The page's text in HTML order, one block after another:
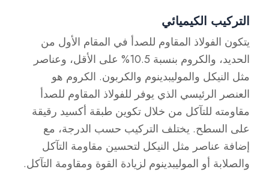
التركيب الكيميائي
يتكون الفولاذ المقاوم للصدأ في المقام الأول من
الحديد، والكروم بنسبة 10.5% على الأقل، وعناصر
مثل النيكل والموليبدينوم والكربون. الكروم هو
العنصر الرئيسي الذي يوفر للفولاذ المقاوم للصدأ
مقاومته للتآكل من خلال تكوين طبقة أكسيد رقيقة
على السطح. يختلف التركيب حسب الدرجة، مع
إضافة عناصر مثل النيكل لتحسين مقاومة التآكل
والصلابة أو الموليبدينوم لزيادة القوة ومقاومة التآكل.